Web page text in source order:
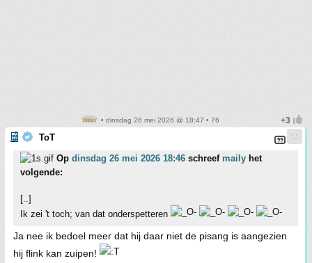
• dinsdag 26 mei 2026 @ 18:47 • 76
ToT
Op dinsdag 26 mei 2026 18:46 schreef maily het
volgende:
[..]
Ik zei 't toch; van dat onderspetteren
Ja nee ik bedoel meer dat hij daar niet de pisang is aangezien
hij flink kan zuipen!